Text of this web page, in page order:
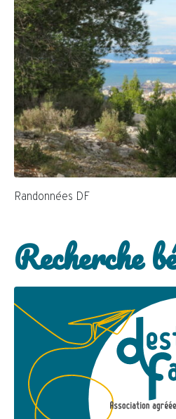
Randonnées DF
Recherche